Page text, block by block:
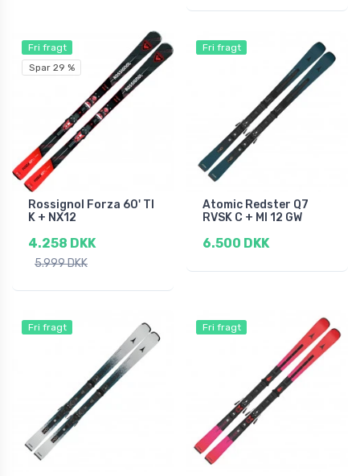
Fri fragt
Spar 29 %
Rossignol Forza 60' TI
K + NX12
4.258 DKK
5.999 DKK
Fri fragt
Atomic Redster Q7
RVSK C + MI 12 GW
6.500 DKK
Fri fragt Fri fragt